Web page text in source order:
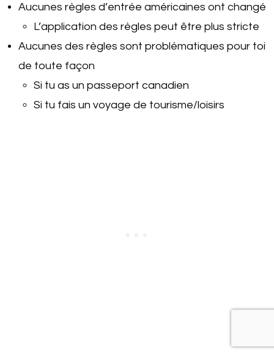
Aucunes règles d’entrée américaines ont changé
L’application des règles peut être plus stricte
Aucunes des règles sont problématiques pour toi
de toute façon
Si tu as un passeport canadien
Si tu fais un voyage de tourisme/loisirs